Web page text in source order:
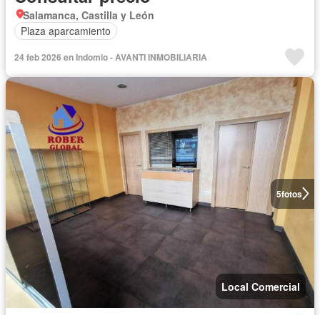
Salamanca, Castilla y León
Plaza aparcamiento
24 feb 2026 en Indomio - AVANTI INMOBILIARIA
5fotos
Local Comercial